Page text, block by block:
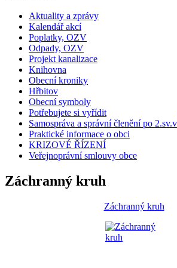
Aktuality a zprávy
Kalendář akcí
Poplatky, OZV
Odpady, OZV
Projekt kanalizace
Knihovna
Obecní kroniky
Hřbitov
Obecní symboly
Potřebujete si vyřídit
Samospráva a správní členění po
Praktické informace o obci
KRIZOVÉ ŘÍZENÍ
Veřejnoprávní smlouvy obce
Záchranný kruh
Záchranný kruh